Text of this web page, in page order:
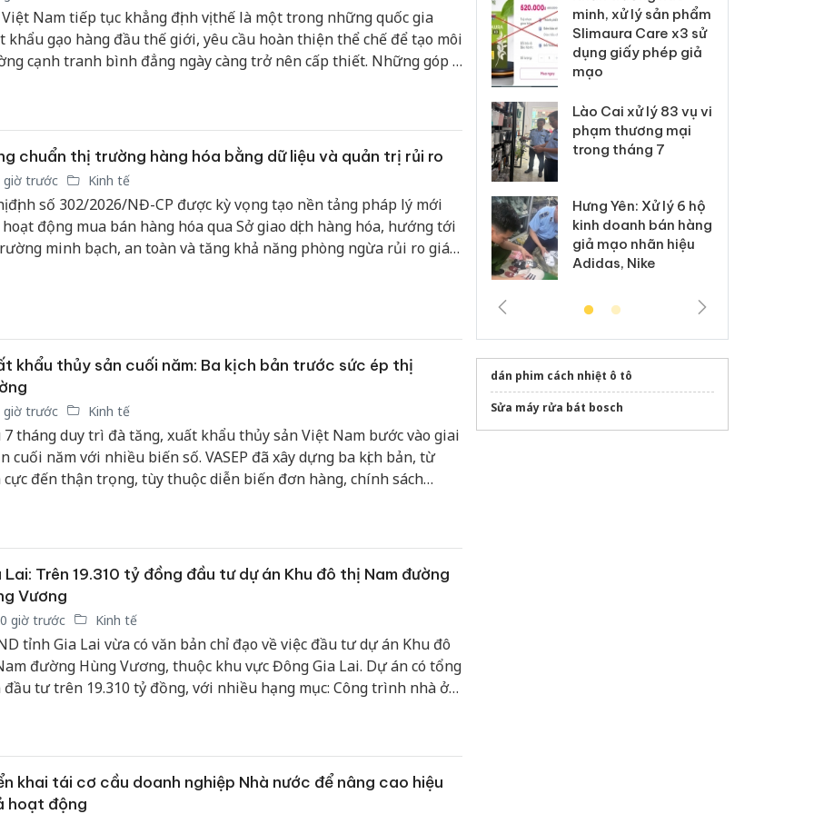
Nam tiếp tục khẳng định vị thế là một trong những quốc gia
khẩu gạo hàng đầu thế giới, yêu cầu hoàn thiện thể chế để tạo môi
cạnh tranh bình đẳng ngày càng trở nên cấp thiết. Những góp ý
sử" xuất khẩu, trong khi doanh nghiệp mới và doanh nghiệp
vẫn gặp nhiều rào cản để tham gia thị trường.
chuẩn thị trường hàng hóa bằng dữ liệu và quản trị rủi ro
giờ trước Kinh tế
định số 302/2026/NĐ-CP được kỳ vọng tạo nền tảng pháp lý mới
hoạt động mua bán hàng hóa qua Sở giao dịch hàng hóa, hướng tới
minh bạch, an toàn và tăng khả năng phòng ngừa rủi ro giá
khẩu thủy sản cuối năm: Ba kịch bản trước sức ép thị
giờ trước Kinh tế
7 tháng duy trì đà tăng, xuất khẩu thủy sản Việt Nam bước vào giai
cuối năm với nhiều biến số. VASEP đã xây dựng ba kịch bản, từ
cực đến thận trọng, tùy thuộc diễn biến đơn hàng, chính sách
Lai: Trên 19.310 tỷ đồng đầu tư dự án Khu đô thị Nam đường
Vương
giờ trước Kinh tế
tỉnh Gia Lai vừa có văn bản chỉ đạo về việc đầu tư dự án Khu đô
đường Hùng Vương, thuộc khu vực Đông Gia Lai. Dự án có tổng
đầu tư trên 19.310 tỷ đồng, với nhiều hạng mục: Công trình nhà ở
khai tái cơ cầu doanh nghiệp Nhà nước để nâng cao hiệu
hoạt động
công khai hàng ngàn
sản phẩm nhập lậu,
bảo vệ môi trường
kinh doanh
tìm bị hại trong vụ
án sản xuất, buôn
bán yến sào giả
Thanh Hóa: Tìm bị
hại trong vụ án buôn
bán bình sữa
minh, xử lý sản phẩm
Slimaura Care x3 sử
dụng giấy phép giả
mạo
Lào Cai xử lý 83 vụ vi
phạm thương mại
trong tháng 7
Hưng Yên: Xử lý 6 hộ
kinh doanh bán hàng
giả mạo nhãn hiệu
Adidas, Nike
dán phim cách nhiệt ô tô
Sửa máy rửa bát bosch